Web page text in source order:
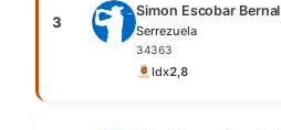
3
Simon Escobar Bernal
Serrezuela
34363
Idx2,8